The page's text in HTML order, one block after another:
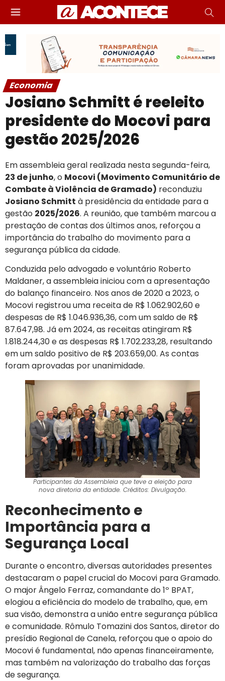
Economia
Josiano Schmitt é reeleito
presidente do Mocovi para
gestão 2025/2026
Em assembleia geral realizada nesta segunda-feira,
23 de junho, o Mocovi (Movimento Comunitário de
Combate à Violência de Gramado) reconduziu
Josiano Schmitt à presidência da entidade para a
gestão 2025/2026. A reunião, que também marcou a
prestação de contas dos últimos anos, reforçou a
importância do trabalho do movimento para a
segurança pública da cidade.
Conduzida pelo advogado e voluntário Roberto
Maldaner, a assembleia iniciou com a apresentação
do balanço financeiro. Nos anos de 2020 a 2023, o
Mocovi registrou uma receita de R$ 1.062.902,60 e
despesas de R$ 1.046.936,36, com um saldo de R$
87.647,98. Já em 2024, as receitas atingiram R$
1.818.244,30 e as despesas R$ 1.702.233,28, resultando
em um saldo positivo de R$ 203.659,00. As contas
foram aprovadas por unanimidade.
Participantes da Assembleia que teve a eleição para
nova diretoria da entidade. Créditos: Divulgação.
Reconhecimento e
Importância para a
Segurança Local
Durante o encontro, diversas autoridades presentes
destacaram o papel crucial do Mocovi para Gramado.
O major Ângelo Ferraz, comandante do 1º BPAT,
elogiou a eficiência do modelo de trabalho, que, em
sua visão, demonstra a união entre segurança pública
e comunidade. Rômulo Tomazini dos Santos, diretor do
presídio Regional de Canela, reforçou que o apoio do
Mocovi é fundamental, não apenas financeiramente,
mas também na valorização do trabalho das forças
de segurança.